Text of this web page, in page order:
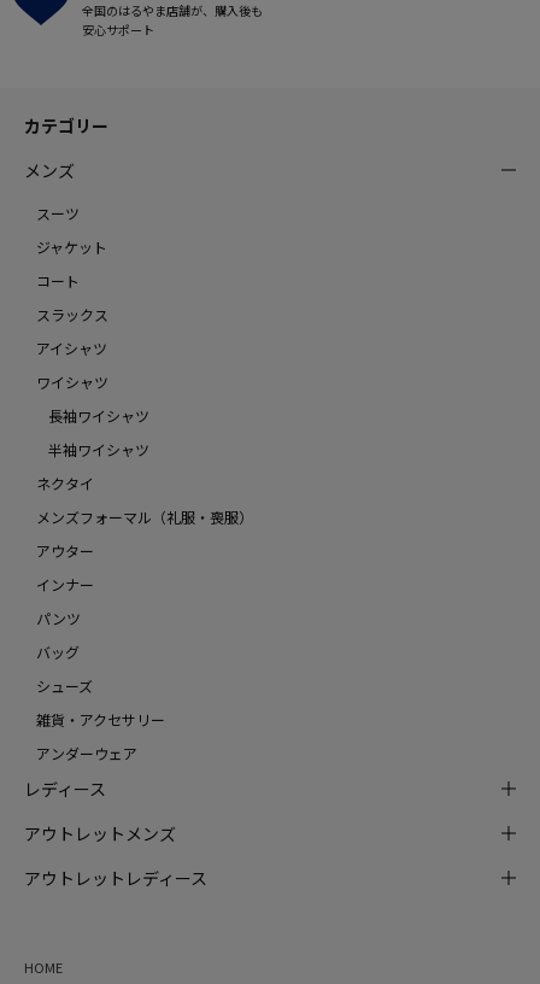
全国のはるやま店舗が、購入後も
安心サポート
カテゴリー
メンズ
スーツ
ジャケット
コート
スラックス
アイシャツ
ワイシャツ
長袖ワイシャツ
半袖ワイシャツ
ネクタイ
メンズフォーマル（礼服・喪服）
アウター
インナー
パンツ
バッグ
シューズ
雑貨・アクセサリー
アンダーウェア
レディース
アウトレットメンズ
アウトレットレディース
HOME